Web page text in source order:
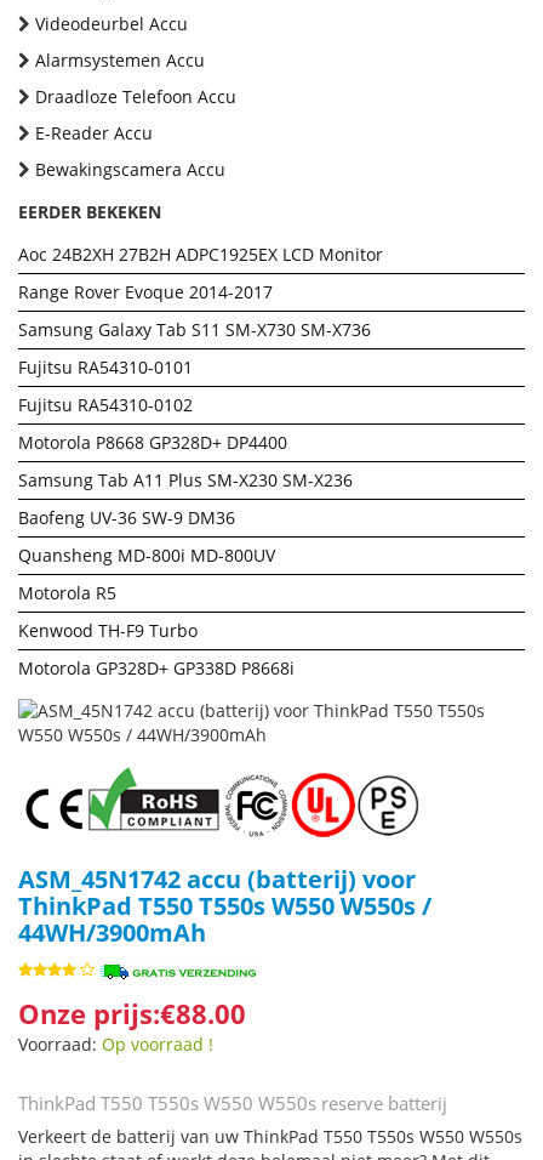
Videodeurbel Accu
Alarmsystemen Accu
Draadloze Telefoon Accu
E-Reader Accu
Bewakingscamera Accu
EERDER BEKEKEN
Aoc 24B2XH 27B2H ADPC1925EX LCD Monitor
Range Rover Evoque 2014-2017
Samsung Galaxy Tab S11 SM-X730 SM-X736
Fujitsu RA54310-0101
Fujitsu RA54310-0102
Motorola P8668 GP328D+ DP4400
Samsung Tab A11 Plus SM-X230 SM-X236
Baofeng UV-36 SW-9 DM36
Quansheng MD-800i MD-800UV
Motorola R5
Kenwood TH-F9 Turbo
Motorola GP328D+ GP338D P8668i
ASM_45N1742 accu (batterij) voor
ThinkPad T550 T550s W550 W550s /
44WH/3900mAh
Onze prijs:€88.00
Voorraad: Op voorraad !
ThinkPad T550 T550s W550 W550s reserve batterij
Verkeert de batterij van uw ThinkPad T550 T550s W550 W550s